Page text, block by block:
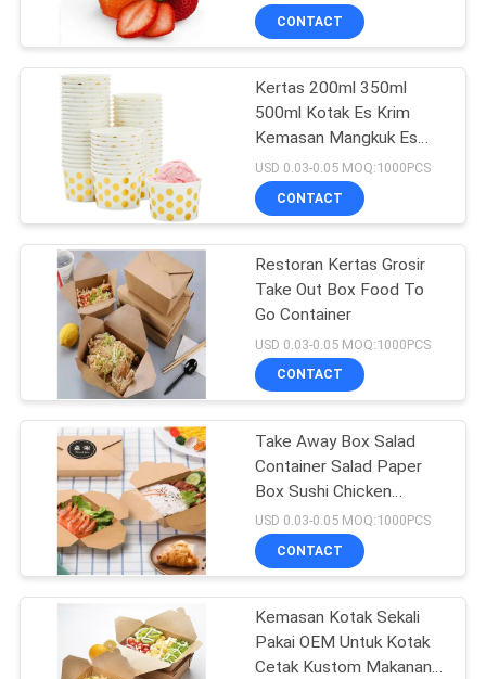
Botol Jus Sekali
Pakai
Cangkir Teh
Gelembung Sekali
Pakai
66
Cannabis Tin
CONTACT
Kertas 200ml 350ml
500ml Kotak Es Krim
Kemasan Mangkuk Es
Krim
USD 0.03-0.05 MOQ:1000PCS
CONTACT
Restoran Kertas Grosir
Take Out Box Food To
Go Container
USD 0.03-0.05 MOQ:1000PCS
CONTACT
Take Away Box Salad
Container Salad Paper
Box Sushi Chicken
Container
USD 0.03-0.05 MOQ:1000PCS
CONTACT
Kemasan Kotak Sekali
Pakai OEM Untuk Kotak
Cetak Kustom Makanan